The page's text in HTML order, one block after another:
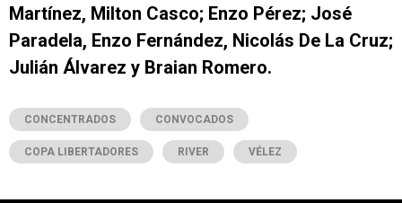
Martínez, Milton Casco; Enzo Pérez; José
Paradela, Enzo Fernández, Nicolás De La Cruz;
Julián Álvarez y Braian Romero.
CONCENTRADOS CONVOCADOS
COPA LIBERTADORES RIVER VÉLEZ